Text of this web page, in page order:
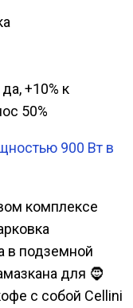
+10% к
50%
900 Вт в
комплексе
в подземной
для 🧔
с собой Cellini